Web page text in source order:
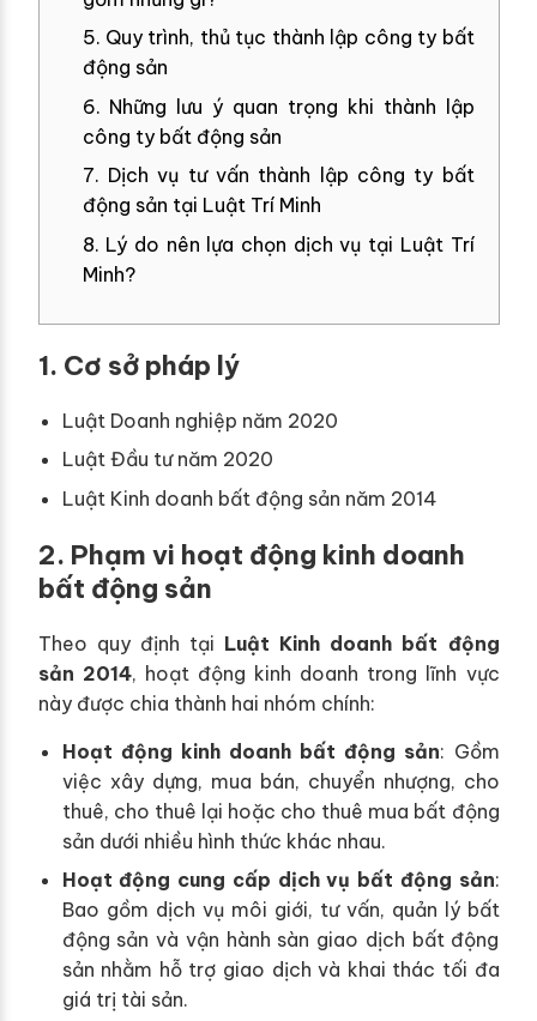
5. Quy trình, thủ tục thành lập công ty bất
động sản
6. Những lưu ý quan trọng khi thành lập
công ty bất động sản
7. Dịch vụ tư vấn thành lập công ty bất
động sản tại Luật Trí Minh
8. Lý do nên lựa chọn dịch vụ tại Luật Trí
Minh?
1. Cơ sở pháp lý
Luật Doanh nghiệp năm 2020
Luật Đầu tư năm 2020
Luật Kinh doanh bất động sản năm 2014
2. Phạm vi hoạt động kinh doanh
bất động sản
Theo quy định tại Luật Kinh doanh bất động
sản 2014, hoạt động kinh doanh trong lĩnh vực
này được chia thành hai nhóm chính:
Hoạt động kinh doanh bất động sản: Gồm
việc xây dựng, mua bán, chuyển nhượng, cho
thuê, cho thuê lại hoặc cho thuê mua bất động
sản dưới nhiều hình thức khác nhau.
Hoạt động cung cấp dịch vụ bất động sản:
Bao gồm dịch vụ môi giới, tư vấn, quản lý bất
động sản và vận hành sàn giao dịch bất động
sản nhằm hỗ trợ giao dịch và khai thác tối đa
giá trị tài sản.